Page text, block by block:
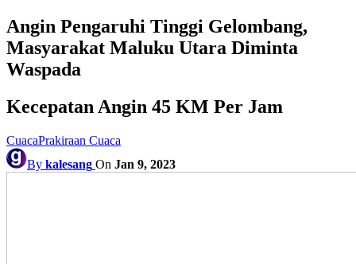
Angin Pengaruhi Tinggi Gelombang,
Masyarakat Maluku Utara Diminta
Waspada
Kecepatan Angin 45 KM Per Jam
CuacaPrakiraan Cuaca
By kalesang On Jan 9, 2023